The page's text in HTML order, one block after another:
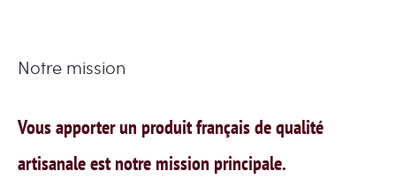
Notre mission
Vous apporter un produit français de qualité
artisanale est notre mission principale.